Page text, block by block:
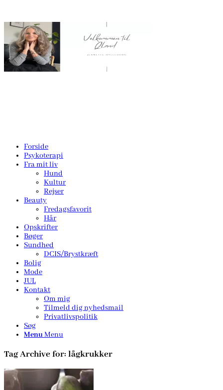
Forside
Psykoterapi
Fra mit liv
Hund
Kultur
Rejser
Beauty
Fredagsfavorit
Hår
Opskrifter
Bøger
Sundhed
DCIS/Brystkræft
Bolig
Mode
JUL
Kontakt
Om mig
Tilmeld dig nyhedsmail
Privatlivspolitik
Søg
MenuMenu
Tag Archive for: lågkrukker